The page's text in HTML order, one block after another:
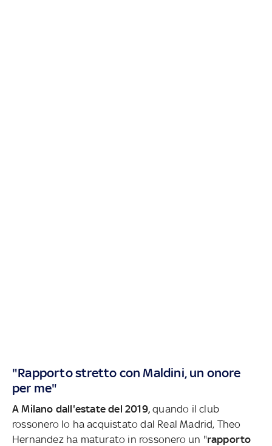
"Rapporto stretto con Maldini, un onore
per me"
A Milano dall'estate del 2019, quando il club
rossonero lo ha acquistato dal Real Madrid, Theo
Hernandez ha maturato in rossonero un "rapporto